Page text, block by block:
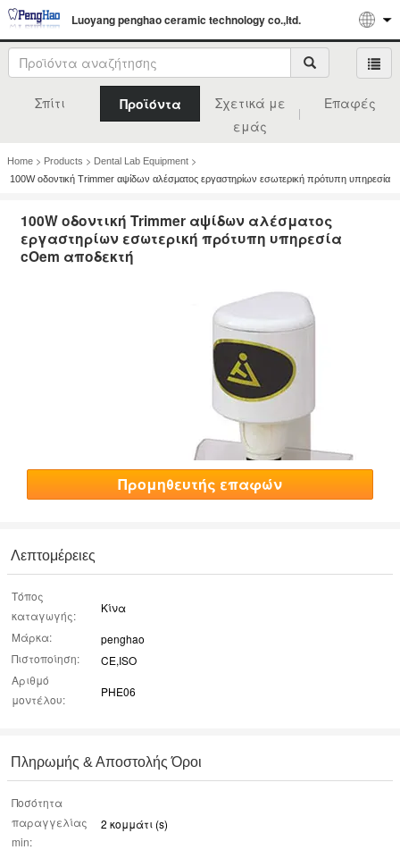
Luoyang penghao ceramic technology co.,ltd.
Σπίτι Προϊόντα
Σχετικά με
εμάς
Επαφές
Home > Products > Dental Lab Equipment >
100W οδοντική Trimmer αψίδων αλέσματος εργαστηρίων εσωτερική πρότυπη υπηρεσία
100W οδοντική Trimmer αψίδων αλέσματος
εργαστηρίων εσωτερική πρότυπη υπηρεσία
cOem αποδεκτή
Προμηθευτής επαφών
Λεπτομέρειες
Τόπος
καταγωγής:
Κίνα
Μάρκα:
penghao
Πιστοποίηση:
CE,ISO
Αριθμό
μοντέλου:
PHE06
Πληρωμής & Αποστολής Όροι
Ποσότητα
παραγγελίας
min:
2 κομμάτι (s)